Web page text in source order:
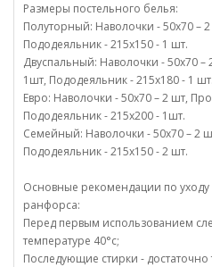
Размеры постельного белья:
Полуторный: Наволочки - 50х70 –
Пододеяльник - 215х150 - 1 шт.
Двуспальный: Наволочки - 50х70 –
1шт, Пододеяльник - 215х180 - 1 шт.
Евро: Наволочки - 50х70 – 2 шт,
Пододеяльник - 215х200 - 1шт.
Семейный: Наволочки - 50х70 – 2
Пододеяльник - 215х150 - 2 шт.
Основные рекомендации по
ранфорса:
Перед первым использованием
температуре 40°c;
Последующие стирки - достаточно